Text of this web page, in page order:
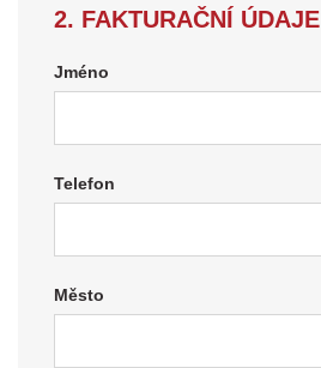
2. FAKTURAČNÍ ÚDAJE
Jméno
Telefon
Město